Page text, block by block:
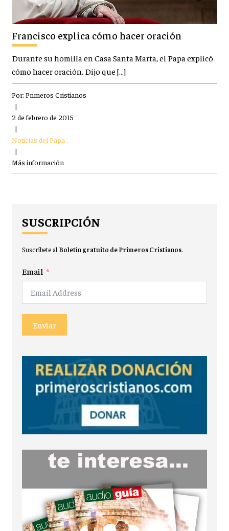
Francisco explica cómo hacer oración
Durante su homilía en Casa Santa Marta, el Papa explicó
cómo hacer oración. Dijo que […]
Por: Primeros Cristianos
|
2 de febrero de 2015
|
Noticias del Papa
|
Más información
SUSCRIPCIÓN
Suscríbete al Boletín gratuito de Primeros Cristianos.
Email
Enviar